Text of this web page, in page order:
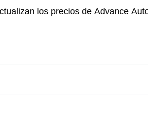
los precios de Advance